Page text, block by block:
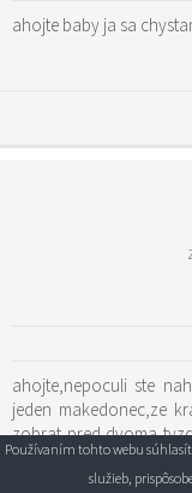
ahojte baby ja sa
ahojte,nepoculi ste
jeden makedonec,ze
zobrat pred dvoma
najst,ze boli aj v greckej
Používaním tohto webu
služieb,